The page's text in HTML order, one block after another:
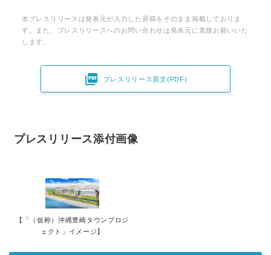
本プレスリリースは発表元が入力した原稿をそのまま掲載しておりま
す。また、プレスリリースへのお問い合わせは発表元に直接お願いいた
します。
 プレスリリース原文(PDF)
プレスリリース添付画像
【「（仮称）沖縄豊崎タウンプロジ
ェクト」イメージ】